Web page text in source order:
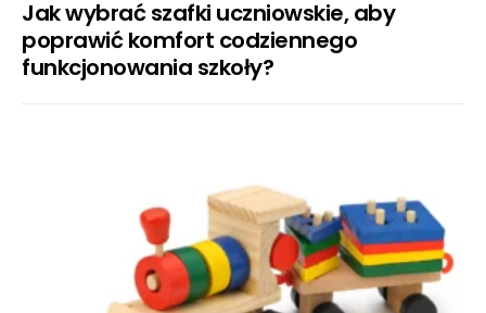
Jak wybrać szafki uczniowskie, aby
poprawić komfort codziennego
funkcjonowania szkoły?